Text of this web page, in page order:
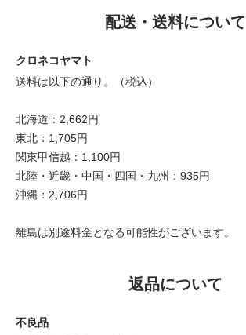
配送・送料について
クロネコヤマト
送料は以下の通り。（税込）
北海道：2,662円
東北：1,705円
関東甲信越：1,100円
北陸・近畿・中国・四国・九州：935円
沖縄：2,706円
離島は別途料金となる可能性がございます。
返品について
不良品